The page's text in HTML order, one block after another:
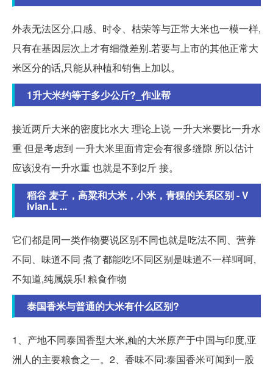
外表无法区分,口感、时令、枯荣等与正常大米也一模一样,
只有在基因层次上才有细微差别.若要与上市的其他正常大
米区分的话,只能从种植和销售上加以。
1升大米约等于多少公斤?_作业帮
接近两斤大米的密度比水大 理论上说 一升大米要比一升水
重 但是考虑到 一升大米里面肯定会有很多缝隙 所以估计
应该没有一升水重 也就是不到2斤 接。
稻谷 麦子，高粱和大米，小米，青稞的关系区别 - V
ivian.L ...
它们都是同一类作物要说区别不同也就是吃法不同、营养
不同、味道不同 煮了都能吃!不同区别是味道不一样!呵呵,
不知道,纯属娱乐! 粮食作物
泰国香米与普通的大米有什么区别?
1、产地不同泰国香型大米,籼的大米原产于中国与印度,亚
洲人的主要粮食之一。2、香味不同:泰国香米可闻到一股